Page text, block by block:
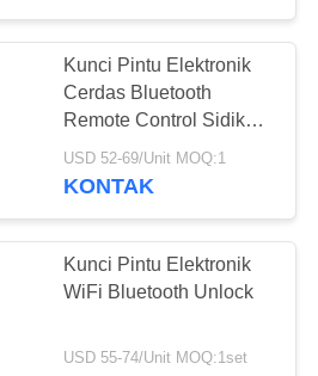
Kunci Pintu Elektronik
Cerdas Bluetooth
Remote Control Sidik
Jari Digital Dengan
Gerendel Otomatis
USD 52-69/Unit MOQ:1
KONTAK
Kunci Pintu Elektronik
WiFi Bluetooth Unlock
USD 55-74/Unit MOQ:1set